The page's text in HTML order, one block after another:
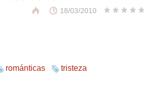
18/03/2010
románticas tristeza